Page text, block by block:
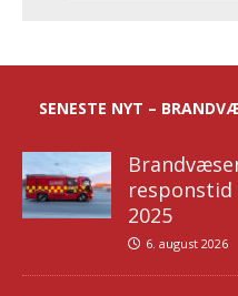
SENESTE NYT –
responstid
2025
6. august 2026